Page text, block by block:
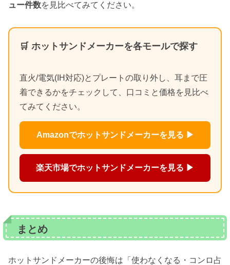
ュー件数を見比べてみてください。
🛒 ホットサンドメーカーを各モールで探す
直火/電気(IH対応)とプレートの取り外し、耳まで圧
着できるかをチェックして、口コミと価格を見比べ
てみてください。
Amazonでホットサンドメーカーを見る ▶
楽天市場でホットサンドメーカーを見る ▶
まとめ
ホットサンドメーカーの後悔は「使わなくなる・コンロ占